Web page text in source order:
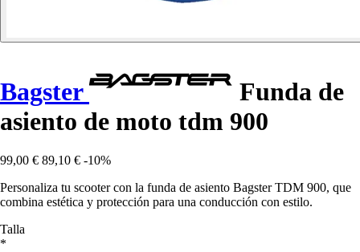
Bagster
Funda de
asiento de moto tdm 900
99,00 € 89,10 € -10%
Personaliza tu scooter con la funda de asiento Bagster TDM 900, que
combina estética y protección para una conducción con estilo.
Talla
*